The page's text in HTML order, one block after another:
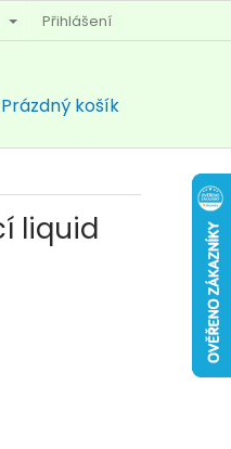
KONTAKTYPřihlášení
NÁKUPNÍ
Prázdný košík
liquid